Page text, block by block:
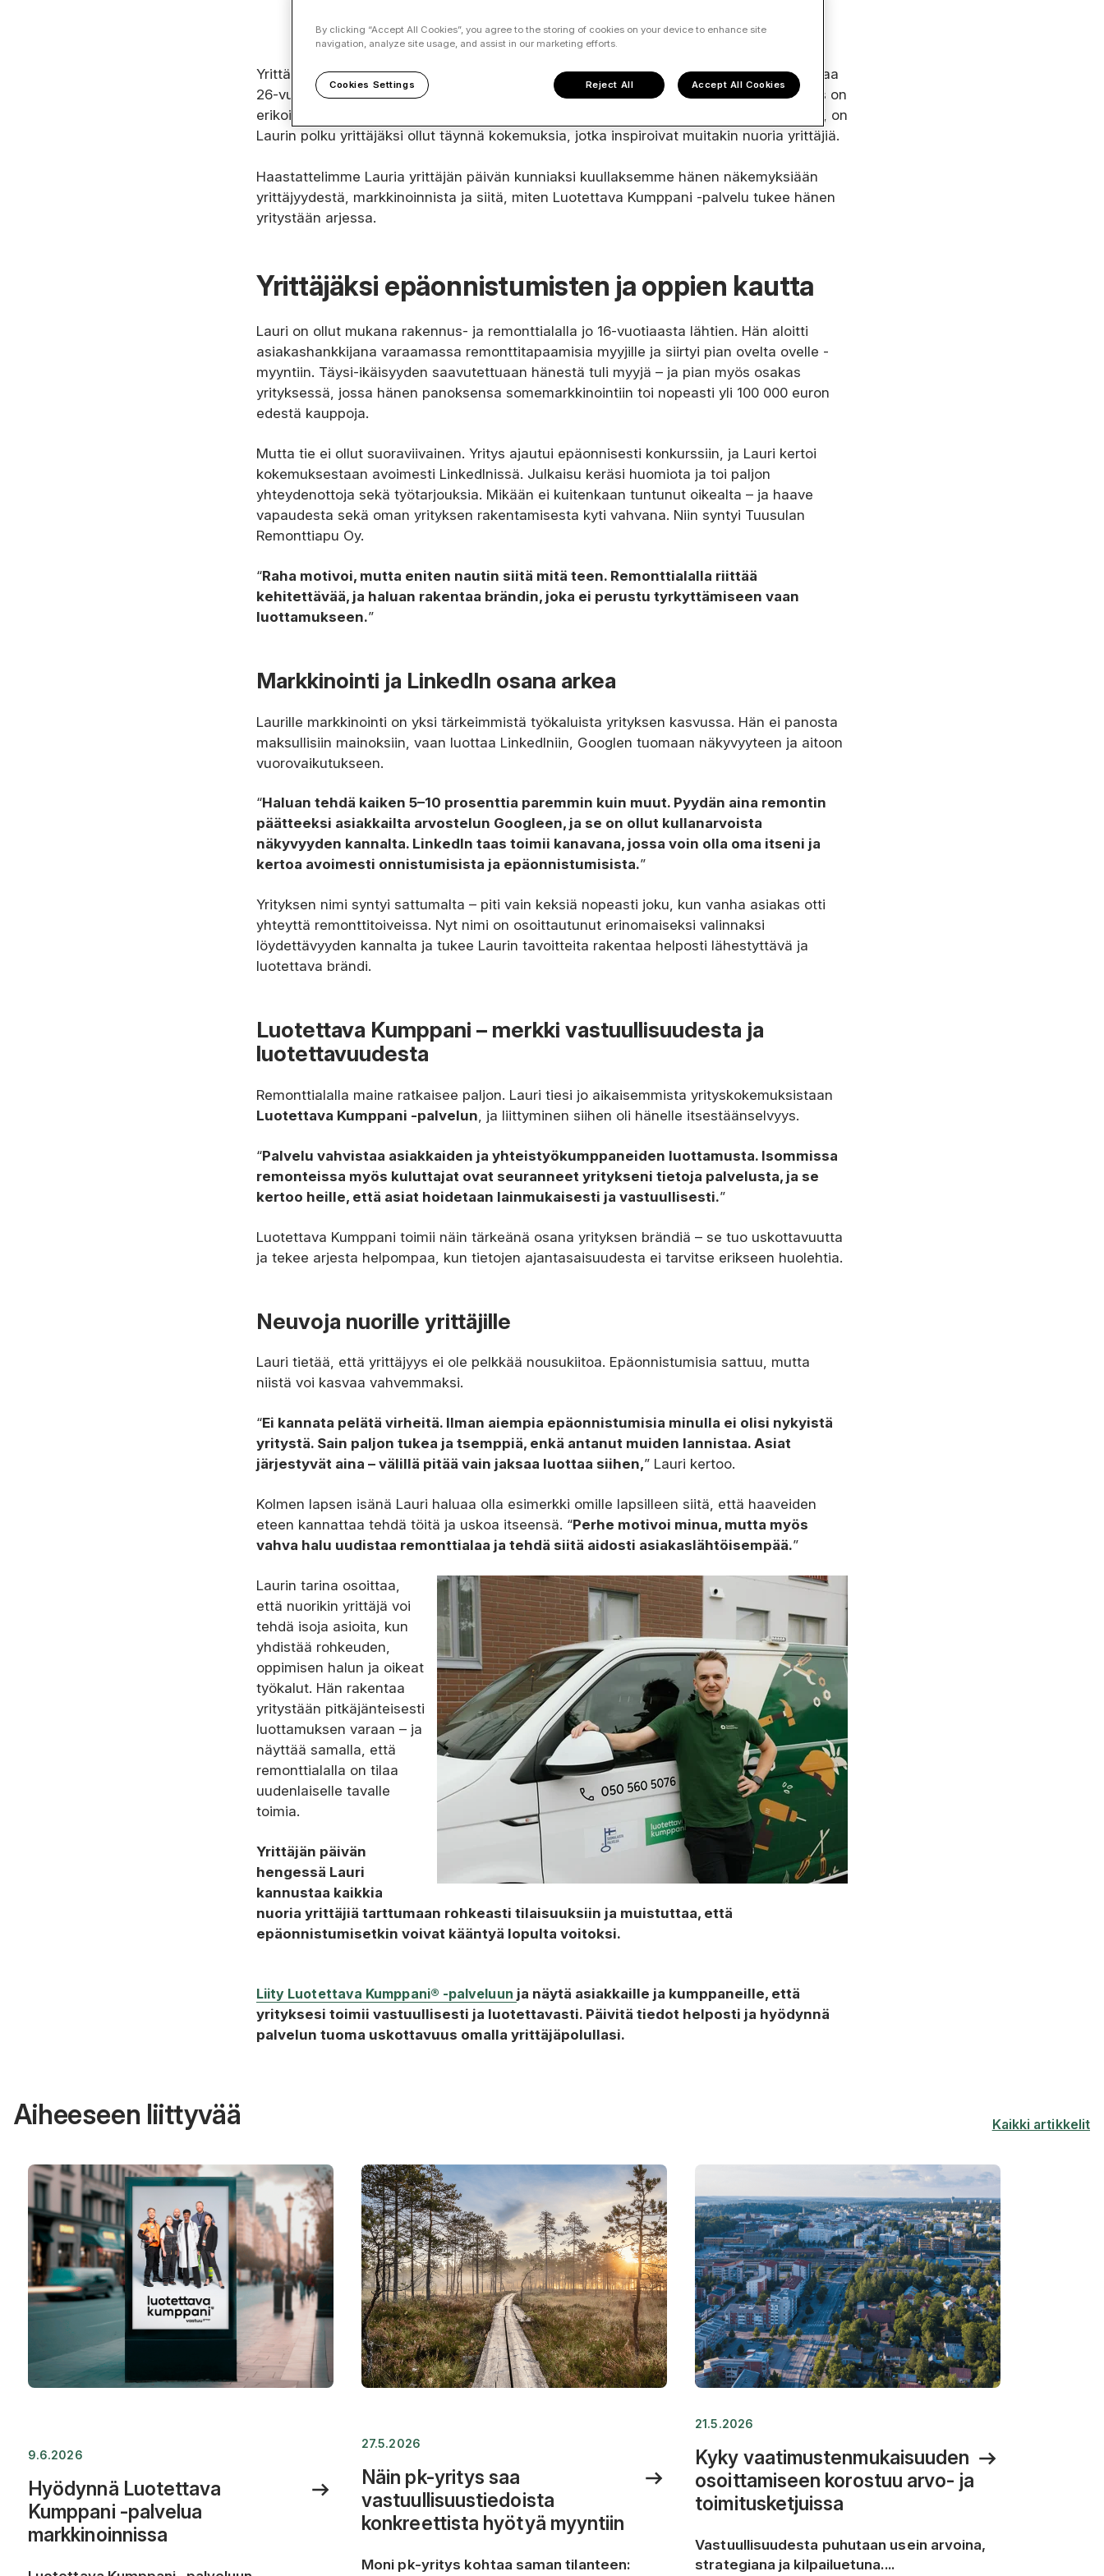
Yrittäjyys vaatii rohkeutta, sitkeyttä ja halua oppia matkan varrella. Tätä kaikkea edustaa
26-vuotias Lauri Hyttinen Tuusulasta, joka pyörittääTuusulan Remonttiapu Oy
:tä. Yritys on
erikoistunut sisäremontteihin ja vaikka se on ollut toiminnassa vasta puolitoista vuotta, on
Laurin polku yrittäjäksi ollut täynnä kokemuksia, jotka inspiroivat muitakin nuoria yrittäjiä.
Haastattelimme Lauria yrittäjän päivän kunniaksi kuullaksemme hänen näkemyksiään
yrittäjyydestä, markkinoinnista ja siitä, miten Luotettava Kumppani -palvelu tukee hänen
yritystään arjessa.
Yrittäjäksi epäonnistumisten ja oppien kautta
Lauri on ollut mukana rakennus- ja remonttialalla jo 16-vuotiaasta lähtien. Hän aloitti
asiakashankkijana varaamassa remonttitapaamisia myyjille ja siirtyi pian ovelta ovelle -
myyntiin. Täysi-ikäisyyden saavutettuaan hänestä tuli myyjä – ja pian myös osakas
yrityksessä, jossa hänen panoksensa somemarkkinointiin toi nopeasti yli 100 000 euron
edestä kauppoja.
Mutta tie ei ollut suoraviivainen. Yritys ajautui epäonnisesti konkurssiin, ja Lauri kertoi
kokemuksestaan avoimesti LinkedInissä. Julkaisu keräsi huomiota ja toi paljon
yhteydenottoja sekä työtarjouksia. Mikään ei kuitenkaan tuntunut oikealta – ja haave
vapaudesta sekä oman yrityksen rakentamisesta kyti vahvana. Niin syntyi Tuusulan
Remonttiapu Oy.
“Raha motivoi, mutta eniten nautin siitä mitä teen. Remonttialalla riittää
kehitettävää, ja haluan rakentaa brändin, joka ei perustu tyrkyttämiseen vaan
luottamukseen.”
Markkinointi ja LinkedIn osana arkea
Laurille markkinointi on yksi tärkeimmistä työkaluista yrityksen kasvussa. Hän ei panosta
maksullisiin mainoksiin, vaan luottaa LinkedIniin, Googlen tuomaan näkyvyyteen ja aitoon
vuorovaikutukseen.
“Haluan tehdä kaiken 5–10 prosenttia paremmin kuin muut. Pyydän aina remontin
päätteeksi asiakkailta arvostelun Googleen, ja se on ollut kullanarvoista
näkyvyyden kannalta. LinkedIn taas toimii kanavana, jossa voin olla oma itseni ja
kertoa avoimesti onnistumisista ja epäonnistumisista.”
Yrityksen nimi syntyi sattumalta – piti vain keksiä nopeasti joku, kun vanha asiakas otti
yhteyttä remonttitoiveissa. Nyt nimi on osoittautunut erinomaiseksi valinnaksi
löydettävyyden kannalta ja tukee Laurin tavoitteita rakentaa helposti lähestyttävä ja
luotettava brändi.
Luotettava Kumppani – merkki vastuullisuudesta ja
luotettavuudesta
Remonttialalla maine ratkaisee paljon. Lauri tiesi jo aikaisemmista yrityskokemuksistaan
Luotettava Kumppani -palvelun, ja liittyminen siihen oli hänelle itsestäänselvyys.
“Palvelu vahvistaa asiakkaiden ja yhteistyökumppaneiden luottamusta. Isommissa
remonteissa myös kuluttajat ovat seuranneet yritykseni tietoja palvelusta, ja se
kertoo heille, että asiat hoidetaan lainmukaisesti ja vastuullisesti.”
Luotettava Kumppani toimii näin tärkeänä osana yrityksen brändiä – se tuo uskottavuutta
ja tekee arjesta helpompaa, kun tietojen ajantasaisuudesta ei tarvitse erikseen huolehtia.
Neuvoja nuorille yrittäjille
Lauri tietää, että yrittäjyys ei ole pelkkää nousukiitoa. Epäonnistumisia sattuu, mutta
niistä voi kasvaa vahvemmaksi.
“Ei kannata pelätä virheitä. Ilman aiempia epäonnistumisia minulla ei olisi nykyistä
yritystä. Sain paljon tukea ja tsemppiä, enkä antanut muiden lannistaa. Asiat
järjestyvät aina – välillä pitää vain jaksaa luottaa siihen,” Lauri kertoo.
Kolmen lapsen isänä Lauri haluaa olla esimerkki omille lapsilleen siitä, että haaveiden
eteen kannattaa tehdä töitä ja uskoa itseensä. “Perhe motivoi minua, mutta myös
vahva halu uudistaa remonttialaa ja tehdä siitä aidosti asiakaslähtöisempää.”
Laurin tarina osoittaa,
että nuorikin yrittäjä voi
tehdä isoja asioita, kun
yhdistää rohkeuden,
oppimisen halun ja oikeat
työkalut. Hän rakentaa
yritystään pitkäjänteisesti
luottamuksen varaan – ja
näyttää samalla, että
remonttialalla on tilaa
uudenlaiselle tavalle
toimia.
Yrittäjän päivän
hengessä Lauri
kannustaa kaikkia
nuoria yrittäjiä tarttumaan rohkeasti tilaisuuksiin ja muistuttaa, että
epäonnistumisetkin voivat kääntyä lopulta voitoksi.
Liity Luotettava Kumppani® -palveluun ja näytä asiakkaille ja kumppaneille, että
yrityksesi toimii vastuullisesti ja luotettavasti. Päivitä tiedot helposti ja hyödynnä
palvelun tuoma uskottavuus omalla yrittäjäpolullasi.
Aiheeseen liittyvää Kaikki artikkelit
9.6.2026
Hyödynnä Luotettava
Kumppani -palvelua
markkinoinnissa
27.5.2026
Näin pk-yritys saa
vastuullisuustiedoista
konkreettista hyötyä myyntiin
Moni pk-yritys kohtaa saman tilanteen:
21.5.2026
Kyky vaatimustenmukaisuuden
osoittamiseen korostuu arvo- ja
toimitusketjuissa
Vastuullisuudesta puhutaan usein arvoina,
strategiana ja kilpailuetuna....
By clicking “Accept All Cookies”, you agree to the storing of cookies on your device to enhance site
navigation, analyze site usage, and assist in our marketing efforts.
Cookies Settings Reject All Accept All Cookies